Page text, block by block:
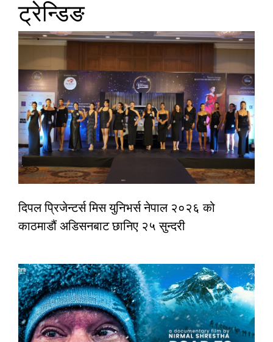
ट्रेन्डिङ
दिपल प्रिजेन्टर्स मिस युनिभर्स नेपाल २०२६ को
काठमाडौं अडिसनबाट छानिए २५ सुन्दरी